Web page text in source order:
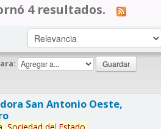
4 resultados.
San Antonio Oeste,